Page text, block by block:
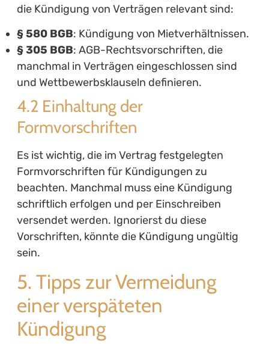
die Kündigung von Verträgen relevant sind:
§ 580 BGB: Kündigung von Mietverhältnissen.
§ 305 BGB: AGB-Rechtsvorschriften, die
manchmal in Verträgen eingeschlossen sind
und Wettbewerbsklauseln definieren.
4.2 Einhaltung der
Formvorschriften
Es ist wichtig, die im Vertrag festgelegten
Formvorschriften für Kündigungen zu
beachten. Manchmal muss eine Kündigung
schriftlich erfolgen und per Einschreiben
versendet werden. Ignorierst du diese
Vorschriften, könnte die Kündigung ungültig
sein.
5. Tipps zur Vermeidung
einer verspäteten
Kündigung